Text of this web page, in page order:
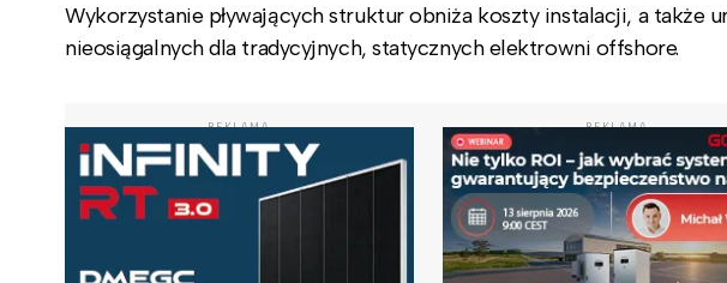
Wykorzystanie pływających struktur obniża koszty instalacji, a także
nieosiągalnych dla tradycyjnych, statycznych elektrowni offshore.
REKLAMA REKLAMA